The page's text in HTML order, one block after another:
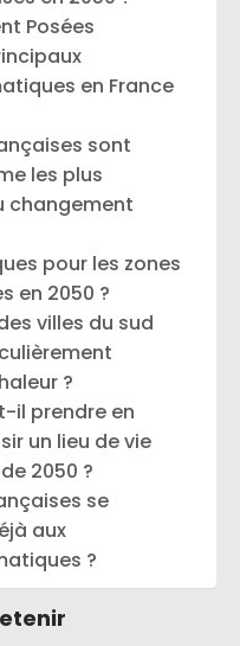
Posées
en France
sont
les plus
changement
pour les zones
en 2050 ?
villes du sud
?
il prendre en
un lieu de vie
2050 ?
se
aux
?